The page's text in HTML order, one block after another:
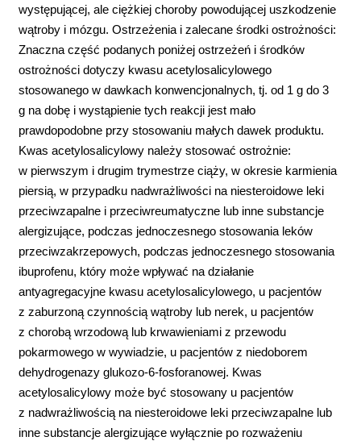
występującej, ale ciężkiej choroby powodującej uszkodzenie
wątroby i mózgu. Ostrzeżenia i zalecane środki ostrożności:
Znaczna część podanych poniżej ostrzeżeń i środków
ostrożności dotyczy kwasu acetylosalicylowego
stosowanego w dawkach konwencjonalnych, tj. od 1 g do 3
g na dobę i wystąpienie tych reakcji jest mało
prawdopodobne przy stosowaniu małych dawek produktu.
Kwas acetylosalicylowy należy stosować ostrożnie:
w pierwszym i drugim trymestrze ciąży, w okresie karmienia
piersią, w przypadku nadwrażliwości na niesteroidowe leki
przeciwzapalne i przeciwreumatyczne lub inne substancje
alergizujące, podczas jednoczesnego stosowania leków
przeciwzakrzepowych, podczas jednoczesnego stosowania
ibuprofenu, który może wpływać na działanie
antyagregacyjne kwasu acetylosalicylowego, u pacjentów
z zaburzoną czynnością wątroby lub nerek, u pacjentów
z chorobą wrzodową lub krwawieniami z przewodu
pokarmowego w wywiadzie, u pacjentów z niedoborem
dehydrogenazy glukozo-6-fosforanowej. Kwas
acetylosalicylowy może być stosowany u pacjentów
z nadwrażliwością na niesteroidowe leki przeciwzapalne lub
inne substancje alergizujące wyłącznie po rozważeniu